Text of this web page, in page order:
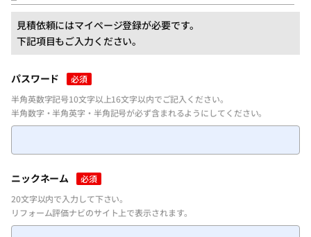
見積依頼にはマイページ登録が必要です。
下記項目もご入力ください。
パスワード
必須
半角英数字記号10文字以上16文字以内でご記入ください。
半角数字・半角英字・半角記号が必ず含まれるようにしてください。
ニックネーム
必須
20文字以内で入力して下さい。
リフォーム評価ナビのサイト上で表示されます。